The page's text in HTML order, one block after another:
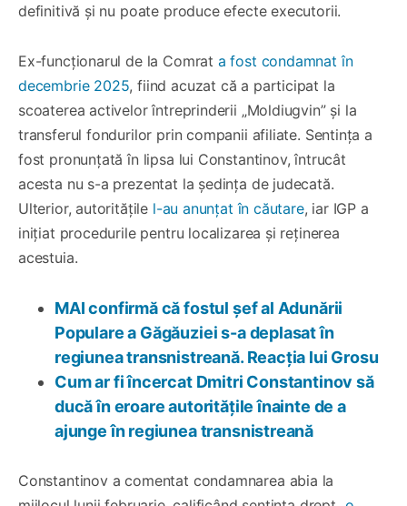
definitivă și nu poate produce efecte executorii.
Ex-funcționarul de la Comrat a fost condamnat în
decembrie 2025, fiind acuzat că a participat la
scoaterea activelor întreprinderii „Moldiugvin” și la
transferul fondurilor prin companii afiliate. Sentința a
fost pronunțată în lipsa lui Constantinov, întrucât
acesta nu s-a prezentat la ședința de judecată.
Ulterior, autoritățile l-au anunțat în căutare, iar IGP a
inițiat procedurile pentru localizarea și reținerea
acestuia.
MAI confirmă că fostul șef al Adunării
Populare a Găgăuziei s-a deplasat în
regiunea transnistreană. Reacția lui Grosu
Cum ar fi încercat Dmitri Constantinov să
ducă în eroare autoritățile înainte de a
ajunge în regiunea transnistreană
Constantinov a comentat condamnarea abia la